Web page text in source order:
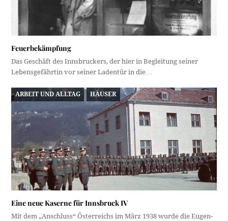
Feuerbekämpfung
Das Geschäft des Innsbruckers, der hier in Begleitung seiner
Lebensgefährtin vor seiner Ladentür in die…
ARBEIT UND ALLTAG HÄUSER
Eine neue Kaserne für Innsbruck IV
Mit dem „Anschluss“ Österreichs im März 1938 wurde die Eugen-